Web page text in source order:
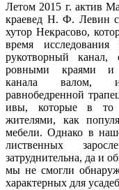
Летом 2015 г. актив
краевед Н. Ф. Левин
хутор Некрасово,
время
рукотворный
ровными краями
канала валом,
равнобедренной
ивы, которые в то
жителями, как
мебели. Однако в
лиственных
затруднительна, да и
мы не смогли
характерных для